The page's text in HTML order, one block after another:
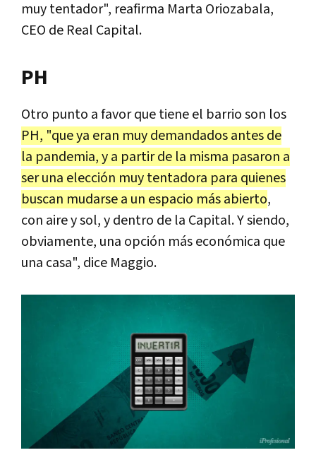
muy tentador", reafirma Marta Oriozabala,
CEO de Real Capital.
PH
Otro punto a favor que tiene el barrio son los
PH, "que ya eran muy demandados antes de
la pandemia, y a partir de la misma pasaron a
ser una elección muy tentadora para quienes
buscan mudarse a un espacio más abierto,
con aire y sol, y dentro de la Capital. Y siendo,
obviamente, una opción más económica que
una casa", dice Maggio.